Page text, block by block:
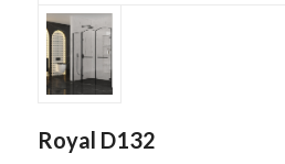
Royal D132